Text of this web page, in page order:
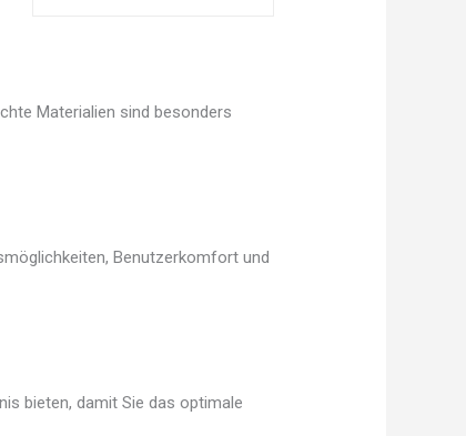
Materialien sind besonders
Benutzerkomfort und
bieten, damit Sie das optimale